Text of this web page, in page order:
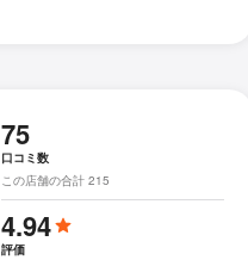
75
口コミ数
この店舗の合計 215
4.94
評価